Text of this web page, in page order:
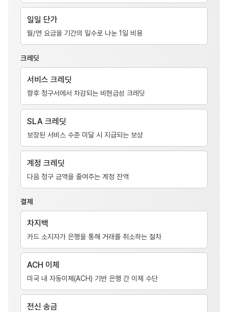
일일 단가
월/연 요금을 기간의 일수로 나눈 1일 비용
크레딧
서비스 크레딧
향후 청구서에서 차감되는 비현금성 크레딧
SLA 크레딧
보장된 서비스 수준 미달 시 지급되는 보상
계정 크레딧
다음 청구 금액을 줄여주는 계정 잔액
결제
차지백
카드 소지자가 은행을 통해 거래를 취소하는 절차
ACH 이체
미국 내 자동이체(ACH) 기반 은행 간 이체 수단
전신 송금